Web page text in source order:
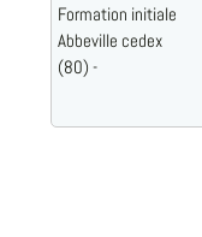
Formation initiale
Abbeville cedex
(80) -